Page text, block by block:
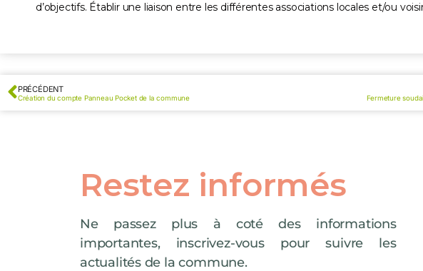
d’objectifs. Établir une liaison entre les différentes associations locales et/ou
PRÉCÉDENT
Création du compte Panneau Pocket de la commune Fermeture
Restez informés
Ne passez plus à coté des informations
importantes, inscrivez-vous pour suivre les
actualités de la commune.